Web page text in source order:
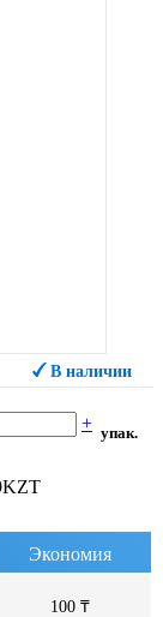
В наличии
+ упак.
KZT
Экономия
100 ₸